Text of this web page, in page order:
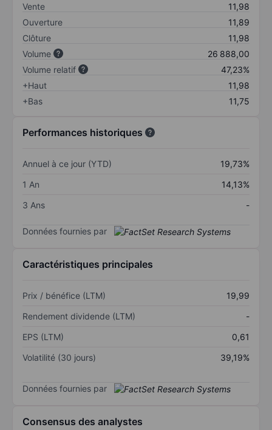
Vente
11,98
Ouverture
11,89
Clôture
11,98
Volume
26 888,00
Volume relatif
47,23%
+Haut
11,98
+Bas
11,75
Performances historiques
Annuel à ce jour (YTD)
19,73%
1 An
14,13%
3 Ans
-
Données fournies par
Caractéristiques principales
Prix / bénéfice (LTM)
19,99
Rendement dividende (LTM)
-
EPS (LTM)
0,61
Volatilité (30 jours)
39,19%
Données fournies par
Consensus des analystes